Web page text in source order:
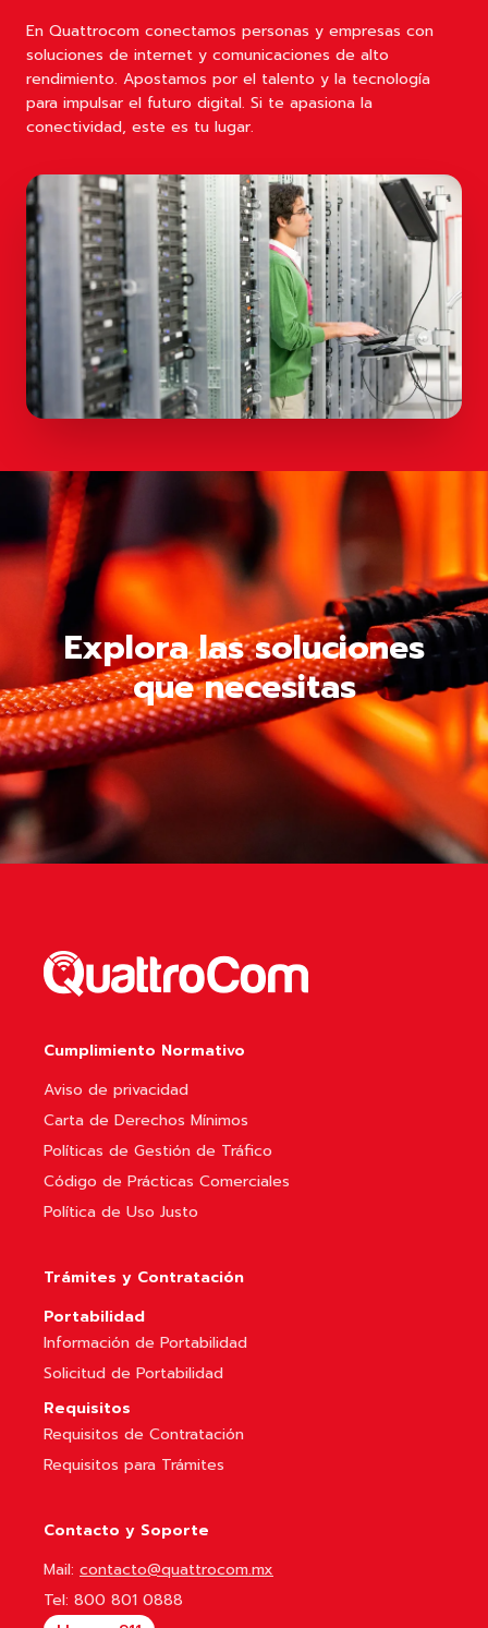
En Quattrocom conectamos personas y empresas con
soluciones de internet y comunicaciones de alto
rendimiento. Apostamos por el talento y la tecnología
para impulsar el futuro digital. Si te apasiona la
conectividad, este es tu lugar.
Explora las soluciones
que necesitas
Cumplimiento Normativo
Aviso de privacidad
Carta de Derechos Mínimos
Políticas de Gestión de Tráfico
Código de Prácticas Comerciales
Política de Uso Justo
Trámites y Contratación
Portabilidad
Información de Portabilidad
Solicitud de Portabilidad
Requisitos
Requisitos de Contratación
Requisitos para Trámites
Contacto y Soporte
Mail: contacto@quattrocom.mx
Tel: 800 801 0888